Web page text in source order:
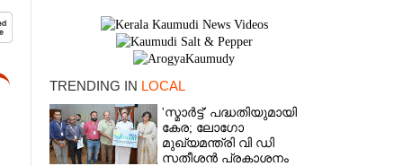
TRENDING IN LOCAL
'സ്മാർട്ട്' പദ്ധതിയുമായി
കേര; ലോഗോ
മുഖ്യമന്ത്രി വി ഡി
സതീശൻ പ്രകാശനം